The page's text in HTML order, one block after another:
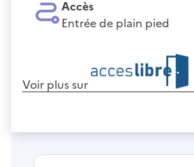
Accès
Entrée de plain pied
Voir plus sur